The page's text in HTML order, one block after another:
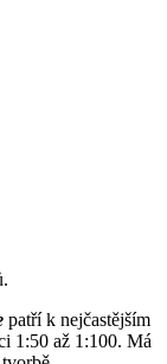
patří k nejčastějším
1:50 až 1:100. Má